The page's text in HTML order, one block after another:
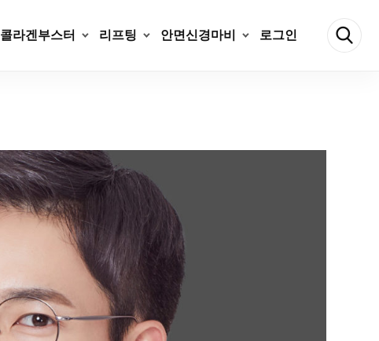
콜라겐부스터 리프팅 안면신경마비 로그인